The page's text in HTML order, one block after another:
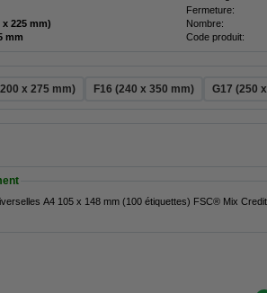
Fermeture:
x 225 mm) Nombre:
mm Code produit:
x 275 mm) F16 (240 x 350 mm) G17 (250
123encre étiquettes d'expédition universelles A4 105 x 148 mm (100 étiquettes)